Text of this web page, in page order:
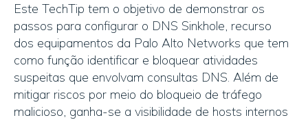
Este TechTip tem o objetivo de demonstrar os
passos para configurar o DNS Sinkhole, recurso
dos equipamentos da Palo Alto Networks que tem
como função identificar e bloquear atividades
suspeitas que envolvam consultas DNS. Além de
mitigar riscos por meio do bloqueio de tráfego
malicioso, ganha-se a visibilidade de hosts internos